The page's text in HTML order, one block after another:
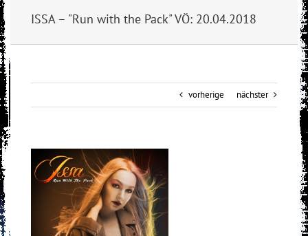
ISSA – "Run with the Pack" VÖ: 20.04.2018
vorherige nächster
Larger
Image